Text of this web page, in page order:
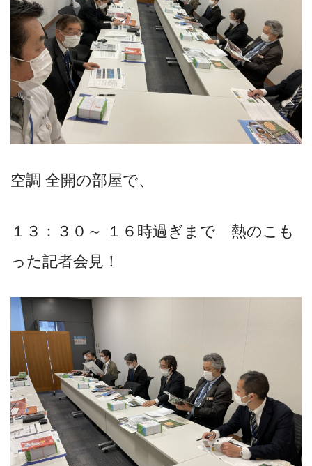
空調 全開の部屋で、
１３：３０～ １６時過ぎまで 熱のこも
った記者会見！